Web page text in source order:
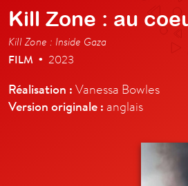
Kill Zone : au
Kill Zone : Inside Gaza
FILM • 2023
Réalisation : Vanessa Bowles
Version originale : anglais